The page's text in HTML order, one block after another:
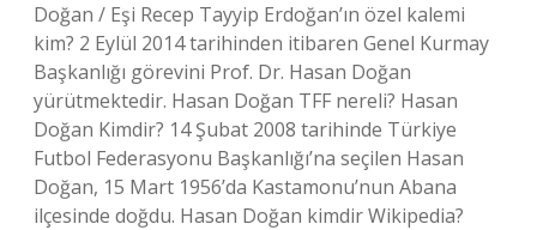
Doğan / Eşi Recep Tayyip Erdoğan’ın özel kalemi
kim? 2 Eylül 2014 tarihinden itibaren Genel Kurmay
Başkanlığı görevini Prof. Dr. Hasan Doğan
yürütmektedir. Hasan Doğan TFF nereli? Hasan
Doğan Kimdir? 14 Şubat 2008 tarihinde Türkiye
Futbol Federasyonu Başkanlığı’na seçilen Hasan
Doğan, 15 Mart 1956’da Kastamonu’nun Abana
ilçesinde doğdu. Hasan Doğan kimdir Wikipedia?